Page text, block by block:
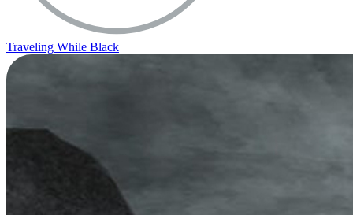
Traveling While Black